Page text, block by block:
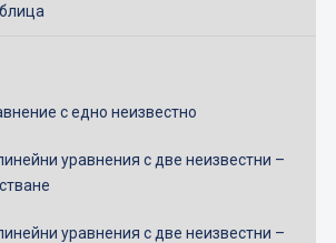
с едно неизвестно
уравнения с две неизвестни –
уравнения с две неизвестни –